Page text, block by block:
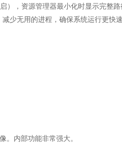
），资源管理器最小化时显示完整
少无用的进程，确保系统运行更快
。内部功能非常强大。